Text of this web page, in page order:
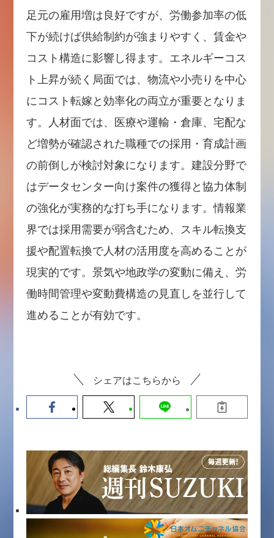
足元の雇用増は良好ですが、労働参加率の低
下が続けば供給制約が強まりやすく、賃金や
コスト構造に影響し得ます。エネルギーコス
ト上昇が続く局面では、物流や小売りを中心
にコスト転嫁と効率化の両立が重要となりま
す。人材面では、医療や運輸・倉庫、宅配な
ど増勢が確認された職種での採用・育成計画
の前倒しが検討対象になります。建設分野で
はデータセンター向け案件の獲得と協力体制
の強化が実務的な打ち手になります。情報業
界では採用需要が弱含むため、スキル転換支
援や配置転換で人材の活用度を高めることが
現実的です。景気や地政学の変動に備え、労
働時間管理や変動費構造の見直しを並行して
進めることが有効です。
シェアはこちらから